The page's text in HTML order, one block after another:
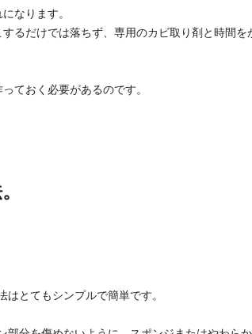
なります。
るだけでは落ちず、専用のカビ取り剤と時間を
ておく必要があるのです。
はとてもシンプルで簡単です。